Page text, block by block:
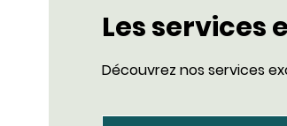
Les services
Découvrez nos services